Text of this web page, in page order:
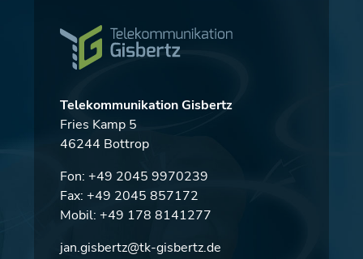
Telekommunikation Gisbertz
Fries Kamp 5
46244 Bottrop
Fon: +49 2045 9970239
Fax: +49 2045 857172
Mobil: +49 178 8141277
jan.gisbertz@tk-gisbertz.de